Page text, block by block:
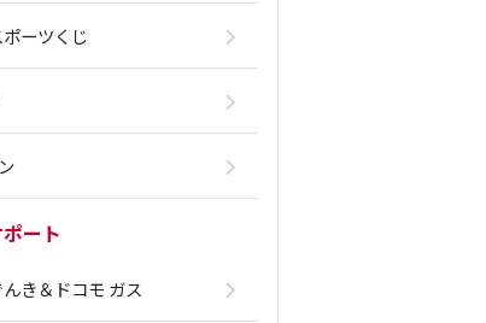
ポーツくじ
ート
んき＆ドコモ ガス